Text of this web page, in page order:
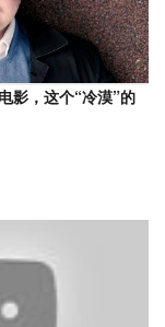
影，这个“冷漠”的